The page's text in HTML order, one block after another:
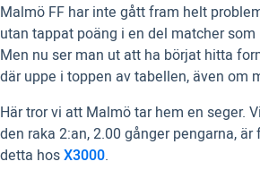
Malmö FF har inte gått fram helt
utan tappat poäng i en del matcher
Men nu ser man ut att ha börjat hitta
där uppe i toppen av tabellen, även om
Här tror vi att Malmö tar hem en seger.
den raka 2:an, 2.00 gånger pengarna,
detta hosX3000.